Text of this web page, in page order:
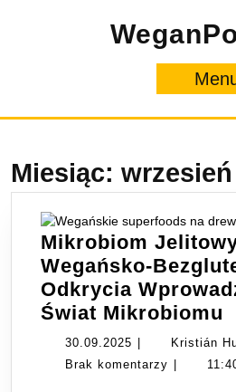
Miesiąc: wrzesień
Mikrobiom
Wegańsko-
Odkrycia
Świat Mikrobiomu
a
30.09.2025 30.09.2025
Kristián
Brak komentarzy